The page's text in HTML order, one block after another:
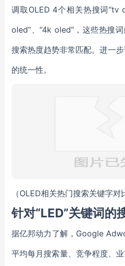
调取OLED 4个相关热搜词“tv
oled”、“4k oled”，这些热搜
搜索热度趋势非常匹配。进一
的统一性。
（OLED相关热门搜索关键字对
针对“LED”关键词的
据亿邦动力了解，Google
平均每月搜索量、竞争程度、